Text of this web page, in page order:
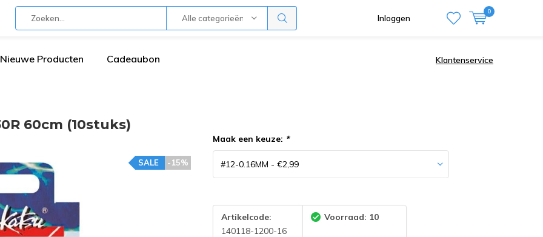
Alle categorieën Inloggen
0
Nieuwe Producten Cadeaubon Klantenservice
60cm (10stuks)
-15%
SALE
Maak een keuze: *
Artikelcode:
140118-1200-16
Voorraad: 10